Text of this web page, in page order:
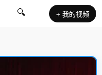
🔍 + 我的视频